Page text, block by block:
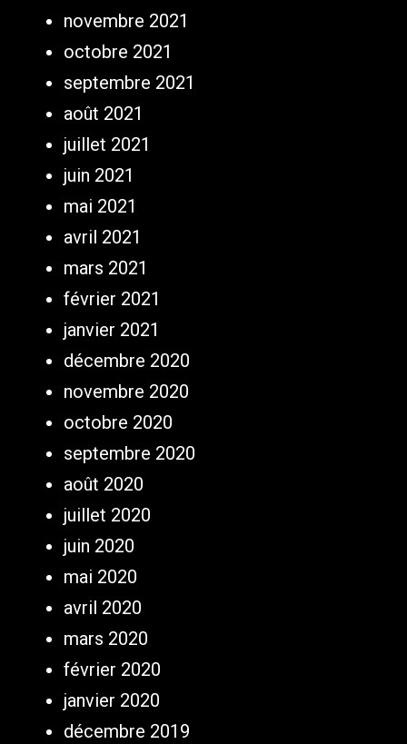
novembre 2021
octobre 2021
septembre 2021
août 2021
juillet 2021
juin 2021
mai 2021
avril 2021
mars 2021
février 2021
janvier 2021
décembre 2020
novembre 2020
octobre 2020
septembre 2020
août 2020
juillet 2020
juin 2020
mai 2020
avril 2020
mars 2020
février 2020
janvier 2020
décembre 2019